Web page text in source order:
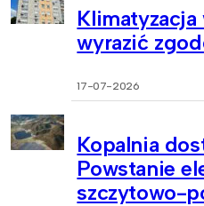
wyrazić
17-07-2026
Kopalnia
Powstanie
szczytowo-